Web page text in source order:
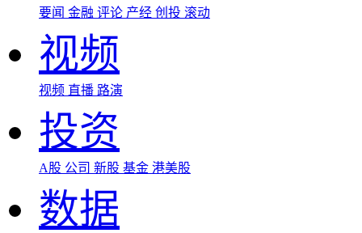
要闻 金融 评论 产经 创投 滚动
视频
视频 直播 路演
投资
A股 公司 新股 基金 港美股
数据